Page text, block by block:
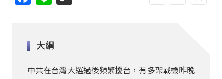
大綱
中共在台灣大選過後頻繁擾台，有多架戰機昨晚